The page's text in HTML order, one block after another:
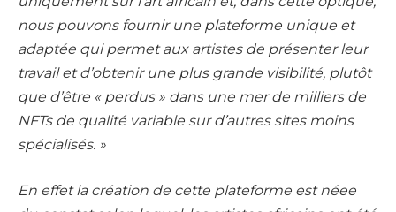
nous pouvons fournir une plateforme unique et
adaptée qui permet aux artistes de présenter leur
travail et d’obtenir une plus grande visibilité, plutôt
que d’être « perdus » dans une mer de milliers de
NFTs de qualité variable sur d’autres sites moins
spécialisés. »
En effet la création de cette plateforme est néee